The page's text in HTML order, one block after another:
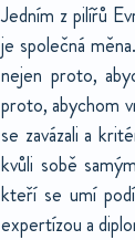
Jedním z pilířů
je společná
nejen proto,
proto, abychom
se zavázali a
kvůli sobě
kteří se umí
expertízou a